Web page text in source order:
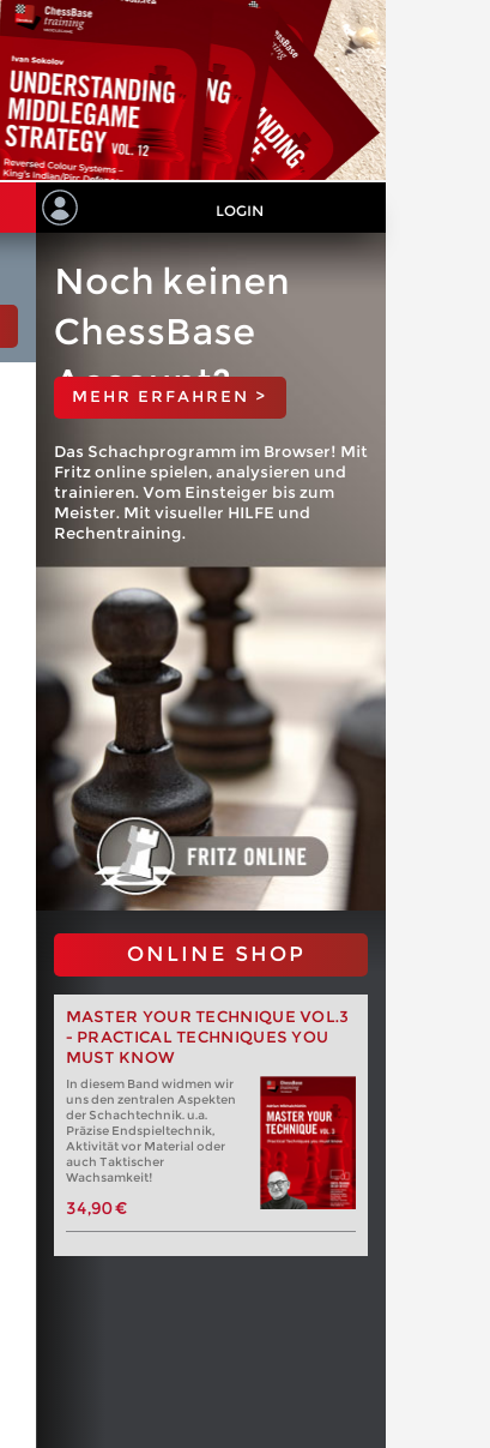
LOGIN
Noch keinen
ChessBase
Account?
MEHR ERFAHREN >
Das Schachprogramm im Browser! Mit
Fritz online spielen, analysieren und
trainieren. Vom Einsteiger bis zum
Meister. Mit visueller HILFE und
Rechentraining.
ONLINE SHOP
MASTER YOUR TECHNIQUE VOL.3
- PRACTICAL TECHNIQUES YOU
MUST KNOW
In diesem Band widmen wir
uns den zentralen Aspekten
der Schachtechnik. u.a.
Präzise Endspieltechnik,
Aktivität vor Material oder
auch Taktischer
Wachsamkeit!
34,90 €